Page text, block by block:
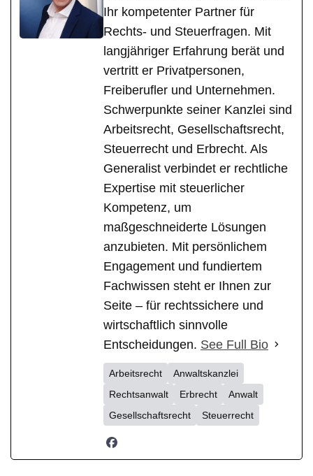
Ihr kompetenter Partner für
Rechts- und Steuerfragen. Mit
langjähriger Erfahrung berät und
vertritt er Privatpersonen,
Freiberufler und Unternehmen.
Schwerpunkte seiner Kanzlei sind
Arbeitsrecht, Gesellschaftsrecht,
Steuerrecht und Erbrecht. Als
Generalist verbindet er rechtliche
Expertise mit steuerlicher
Kompetenz, um
maßgeschneiderte Lösungen
anzubieten. Mit persönlichem
Engagement und fundiertem
Fachwissen steht er Ihnen zur
Seite – für rechtssichere und
wirtschaftlich sinnvolle
Entscheidungen. See Full Bio
Arbeitsrecht
Anwaltskanzlei
Rechtsanwalt
Erbrecht
Anwalt
Gesellschaftsrecht
Steuerrecht